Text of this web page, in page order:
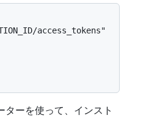
access_tokens"
ターを使って、インスト